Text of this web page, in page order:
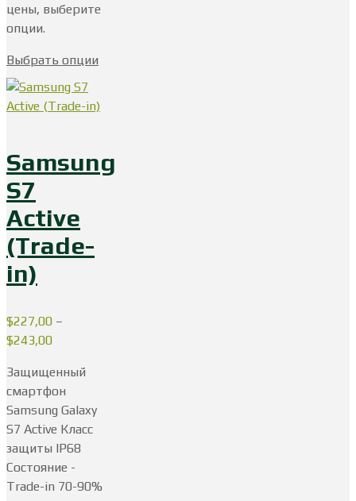
цены, выберите
опции.
Выбрать опции
Samsung
S7
Active
(Trade-
in)
$227,00 –
$243,00
Защищенный
смартфон
Samsung Galaxy
S7 Active Класс
защиты IP68
Состояние -
Trade-in 70-90%